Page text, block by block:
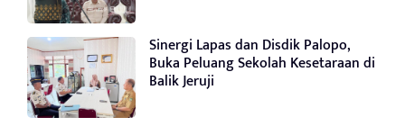
Sinergi Lapas dan Disdik Palopo,
Buka Peluang Sekolah Kesetaraan di
Balik Jeruji